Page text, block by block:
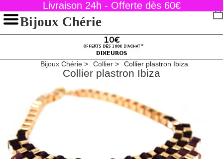
Bijoux Chérie
Livraison 24h - Offerte dès 60€
Bijoux Chérie Collier Collier plastron Ibiza
Collier plastron Ibiza